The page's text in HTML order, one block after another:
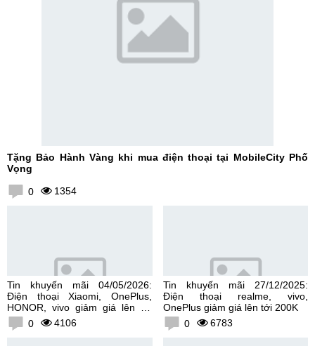
Tặng Bảo Hành Vàng khi mua điện thoại tại MobileCity Phố
Vọng
0 1354
Tin khuyến mãi 04/05/2026:
Điện thoại Xiaomi, OnePlus,
HONOR, vivo giảm giá lên tới
300K0 4106
Tin khuyến mãi 27/12/2025:
Điện thoại realme, vivo,
OnePlus giảm giá lên tới 200K
0
6783